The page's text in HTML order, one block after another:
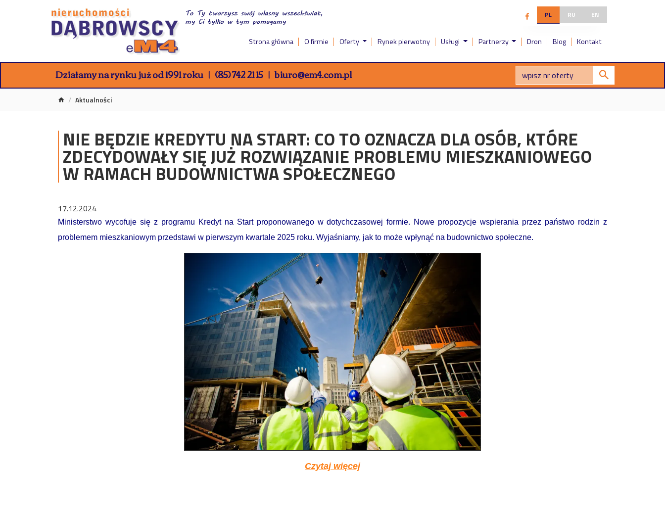
PL RU EN
Strona główna O firmie Oferty Rynek pierwotny Usługi Partnerzy Dron Blog Kontakt
Działamy na rynku już od 1991 roku (85) 742 21 15 biuro@em4.com.pl
Aktualności
NIE BĘDZIE KREDYTU NA START: CO TO OZNACZA DLA OSÓB, KTÓRE
ZDECYDOWAŁY SIĘ JUŻ ROZWIĄZANIE PROBLEMU MIESZKANIOWEGO
W RAMACH BUDOWNICTWA SPOŁECZNEGO
17.12.2024
Ministerstwo wycofuje się z programu Kredyt na Start proponowanego w dotychczasowej formie. Nowe propozycje wspierania przez państwo rodzin z
problemem mieszkaniowym przedstawi w pierwszym kwartale 2025 roku. Wyjaśniamy, jak to może wpłynąć na budownictwo społeczne.
Czytaj więcej